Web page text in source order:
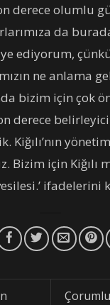
derece olumlu
da
ediyorum,
ne anlama
bizim için çok
derece
Kiğılı’nın
Bizim için Kiğılı
ifadelerini